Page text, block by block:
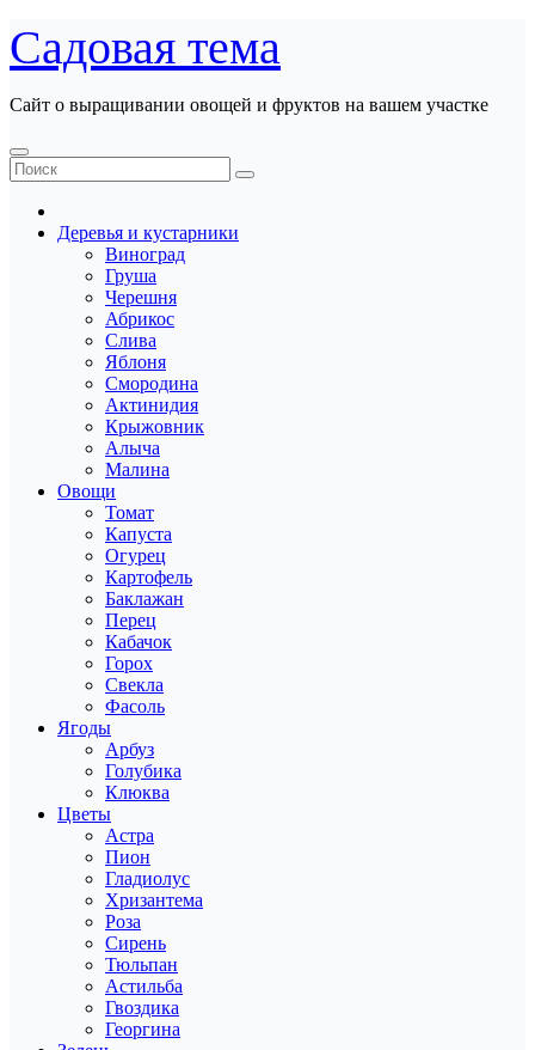
Перейти
к
содержанию
Садовая тема
Сайт о выращивании овощей и фруктов на вашем участке
Деревья и кустарники
Виноград
Груша
Черешня
Абрикос
Слива
Яблоня
Смородина
Актинидия
Крыжовник
Алыча
Малина
Овощи
Томат
Капуста
Огурец
Картофель
Баклажан
Перец
Кабачок
Горох
Свекла
Фасоль
Ягоды
Арбуз
Голубика
Клюква
Цветы
Астра
Пион
Гладиолус
Хризантема
Роза
Сирень
Тюльпан
Астильба
Гвоздика
Георгина